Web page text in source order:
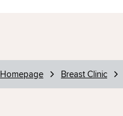
Homepage Breast Clinic